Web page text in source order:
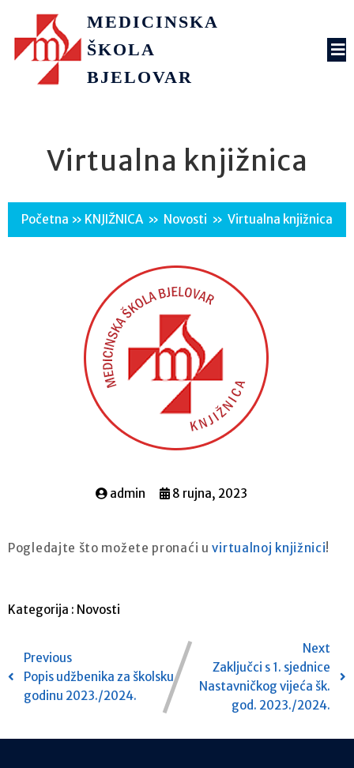
MEDICINSKA
ŠKOLA
BJELOVAR
Virtualna knjižnica
Početna » KNJIŽNICA » Novosti » Virtualna knjižnica
admin 8 rujna, 2023
Pogledajte što možete pronaći uvirtualnoj knjižnici!
Kategorija : Novosti
Previous
Popis udžbenika za školsku
godinu 2023./2024.
Next
Zaključci s 1. sjednice
Nastavničkog vijeća šk.
god. 2023./2024.